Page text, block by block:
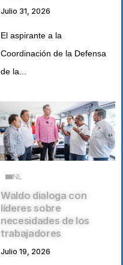
Julio 31, 2026
El aspirante a la
Coordinación de la Defensa
de la...
NL
Waldo dialoga con
líderes sobre
necesidades de los
trabajadores
Julio 19, 2026